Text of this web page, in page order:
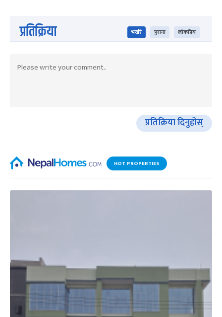
प्रतिक्रिया भर्खरै पुराना लोकप्रिय
प्रतिक्रिया दिनुहोस्
HOT PROPERTIES